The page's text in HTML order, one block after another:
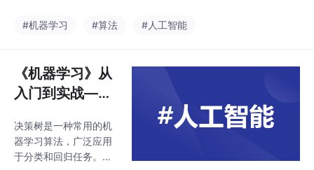
法还采用了多尺度特征
经过几个世纪的发展，
核心原理是基于条件概
率，通过先验知识和新
观测数据相结合，计算
事件概率的动态更新。
常见的贝叶斯算法包括
朴素贝叶斯分类器、贝
#机器学习 #算法 #人工智能
《机器学习》从
入门到实战——
决策树是一种常用的机
器学习算法，广泛应用
于分类和回归任务。它